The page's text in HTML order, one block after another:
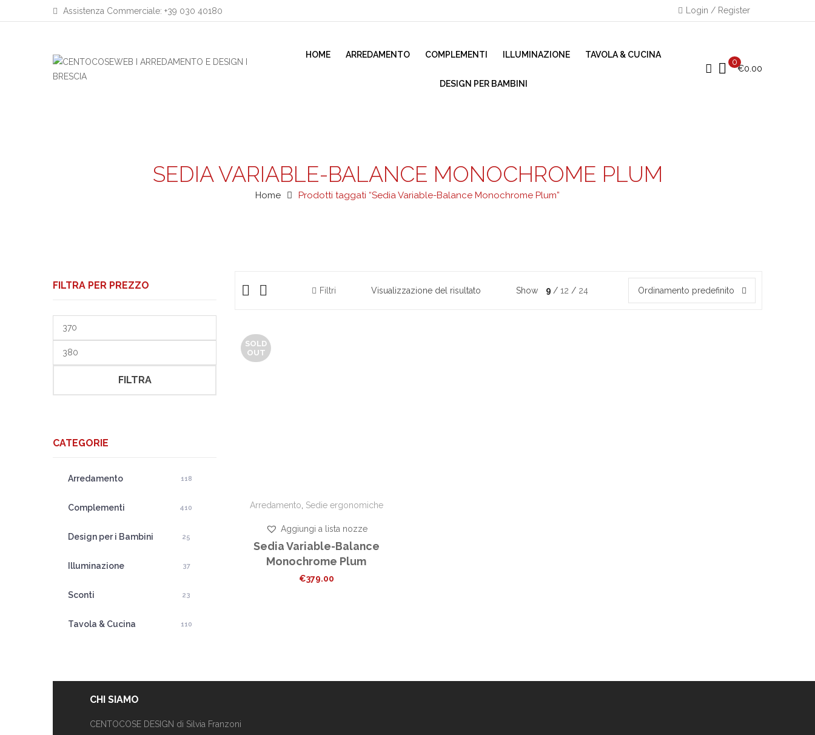
Assistenza Commerciale: +39 030 40180 Login / Register
HOME ARREDAMENTO COMPLEMENTI ILLUMINAZIONE TAVOLA & CUCINA
DESIGN PER BAMBINI
0
€0.00
SEDIA VARIABLE-BALANCE MONOCHROME PLUM
Home Prodotti taggati “Sedia Variable-Balance Monochrome Plum”
FILTRA PER PREZZO
FILTRA
CATEGORIE
Arredamento 118
Complementi 410
Design per i Bambini 25
Illuminazione 37
Sconti 23
Tavola & Cucina 110
Filtri Visualizzazione del risultato Show 9 12 24 Ordinamento predefinito
SOLD
OUT
Arredamento Sedie ergonomiche
Aggiungi a lista nozze
Sedia Variable-Balance
Monochrome Plum
€379.00
CHI SIAMO
CENTOCOSE DESIGN di Silvia Franzoni